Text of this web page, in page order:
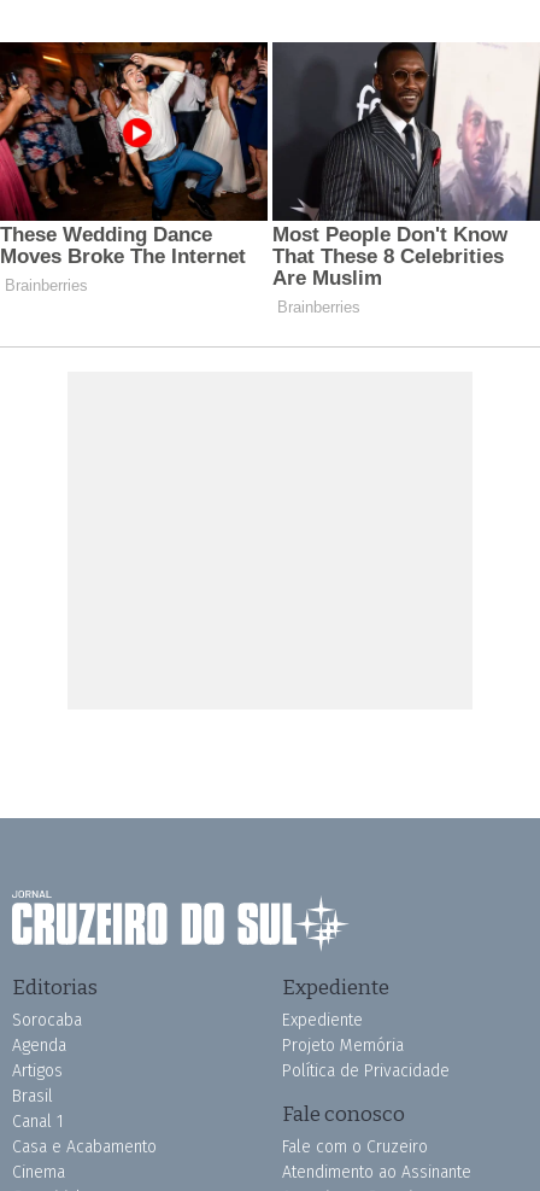
Editorias
Sorocaba
Agenda
Artigos
Brasil
Canal 1
Casa e Acabamento
Cinema
Expediente
Expediente
Projeto Memória
Política de Privacidade
Fale conosco
Fale com o Cruzeiro
Atendimento ao Assinante